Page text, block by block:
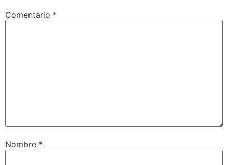
Comentario *
Nombre *